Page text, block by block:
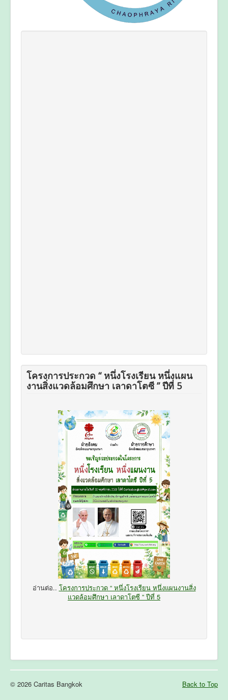
โครงการประกวด “ หนึ่งโรงเรียน หนึ่งแผน
งานสิ่งแวดล้อมศึกษา เลาดาโตซี ” ปีที่ 5
อ่านต่อ.. โครงการประกวด “ หนึ่งโรงเรียน หนึ่งแผนงานสิ่ง
แวดล้อมศึกษา เลาดาโตซี ” ปีที่ 5
Back to Top
© 2026 Caritas Bangkok